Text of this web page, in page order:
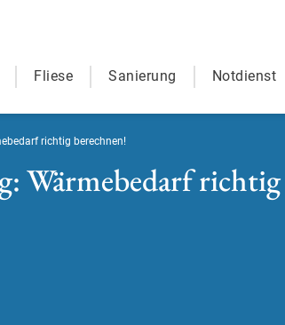
Fliese Sanierung Notdienst
richtig berechnen!
Wärmebedarf